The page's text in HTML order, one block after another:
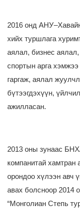
2016 онд
хийх туршлага
аялал, бизнес аялал,
спортын арга
гаргаж, аялал
бүтээгдэхүүн,
ажилласан.
2013 оны зунаас
компанитай хамтран
орондоо хүлээн авч
авах болсноор 2014
“Монголиан Степь